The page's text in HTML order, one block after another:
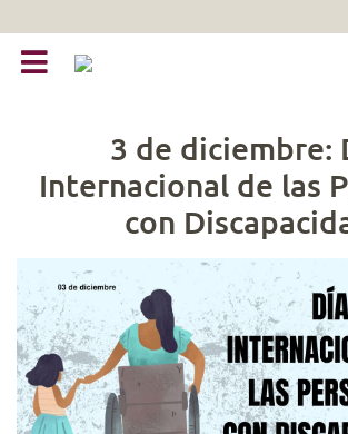
3 de diciembre:
Internacional de las
con